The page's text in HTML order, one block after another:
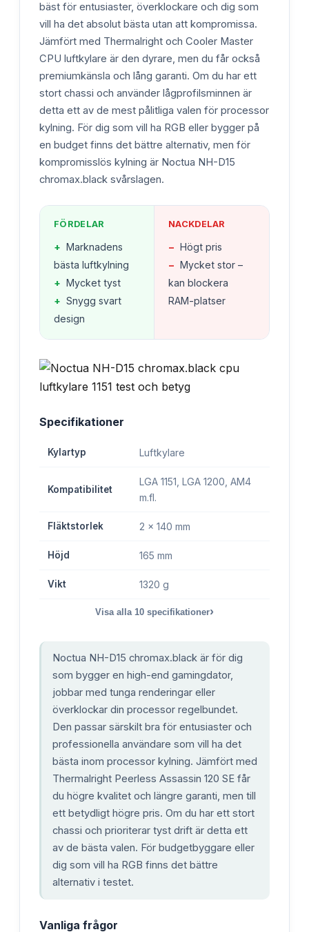
bäst för entusiaster, överklockare och dig som
vill ha det absolut bästa utan att kompromissa.
Jämfört med Thermalright och Cooler Master
CPU luftkylare är den dyrare, men du får också
premiumkänsla och lång garanti. Om du har ett
stort chassi och använder lågprofilsminnen är
detta ett av de mest pålitliga valen för processor
kylning. För dig som vill ha RGB eller bygger på
en budget finns det bättre alternativ, men för
kompromisslös kylning är Noctua NH-D15
chromax.black svårslagen.
FÖRDELAR
+ Marknadens
bästa luftkylning
+ Mycket tyst
+ Snygg svart
design
NACKDELAR
− Högt pris
− Mycket stor –
kan blockera
RAM-platser
Specifikationer
Kylartyp Luftkylare
Kompatibilitet
LGA 1151, LGA 1200, AM4
m.fl.
Fläktstorlek 2 x 140 mm
Höjd 165 mm
Vikt 1320 g
Visa alla 10 specifikationer›
Noctua NH-D15 chromax.black är för dig
som bygger en high-end gamingdator,
jobbar med tunga renderingar eller
överklockar din processor regelbundet.
Den passar särskilt bra för entusiaster och
professionella användare som vill ha det
bästa inom processor kylning. Jämfört med
Thermalright Peerless Assassin 120 SE får
du högre kvalitet och längre garanti, men till
ett betydligt högre pris. Om du har ett stort
chassi och prioriterar tyst drift är detta ett
av de bästa valen. För budgetbyggare eller
dig som vill ha RGB finns det bättre
alternativ i testet.
Vanliga frågor